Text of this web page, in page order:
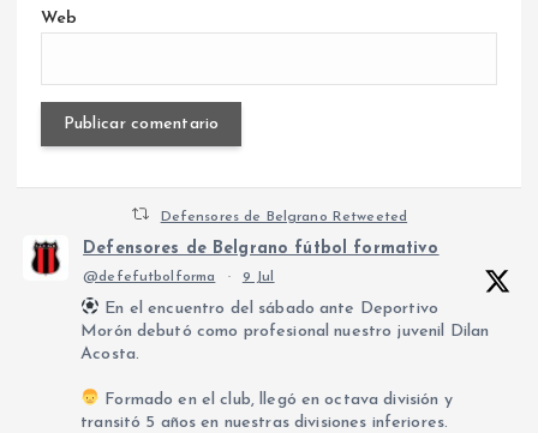
Web
Defensores de Belgrano Retweeted
Defensores de Belgrano fútbol formativo
@defefutbolforma · 9 Jul
En el encuentro del sábado ante Deportivo
Morón debutó como profesional nuestro juvenil Dilan
Acosta.
Formado en el club, llegó en octava división y
transitó 5 años en nuestras divisiones inferiores.